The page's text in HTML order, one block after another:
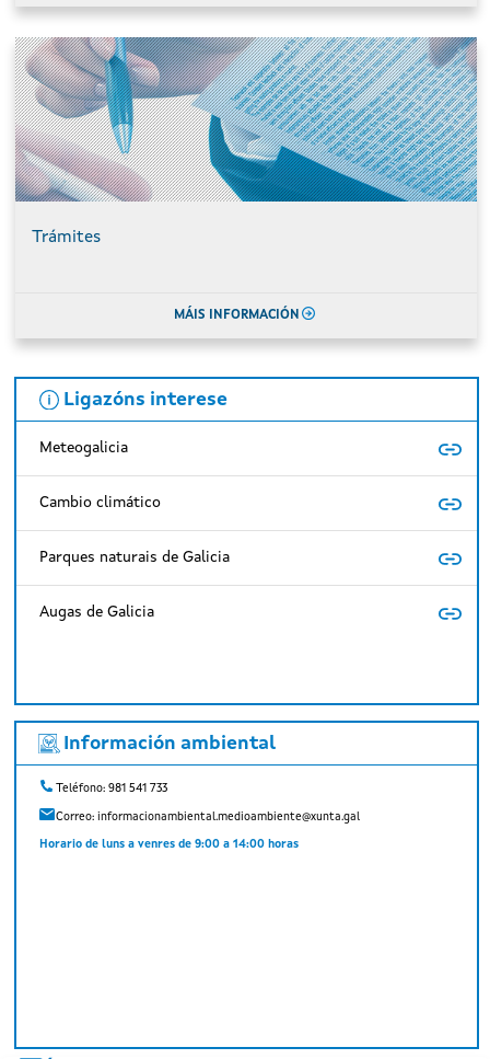
Trámites
MÁIS INFORMACIÓN
Ligazóns interese
Meteogalicia
Cambio climático
Parques naturais de Galicia
Augas de Galicia
Información ambiental
Teléfono: 981 541 733
Correo:informacionambiental.medioambiente@xunta.gal
Horario de luns a venres de 9:00 a 14:00 horas